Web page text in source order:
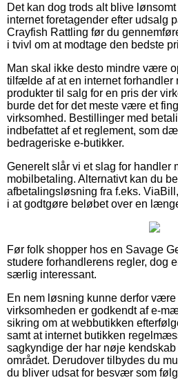
Det kan dog trods alt blive
internet foretagender efter udsalg
Crayfish Rattling før du
i tvivl om at modtage den bedste
Man skal ikke desto mindre være
tilfælde af at en internet forhandler
produkter til salg for en pris der
burde det for det meste være et
virksomhed. Bestillinger med
indbefattet af et reglement, som
bedrageriske e-butikker.
Generelt slår vi et slag for handler
mobilbetaling. Alternativt kan du
afbetalingsløsning fra f.eks.
i at godtgøre beløbet over en
Før folk shopper hos en Savage
studere forhandlerens regler, dog
særlig interessant.
En nem løsning kunne derfor
virksomheden er godkendt af e-
sikring om at webbutikken
samt at internet butikken
sagkyndige der har nøje
området. Derudover tilbydes du
du bliver udsat for besvær som